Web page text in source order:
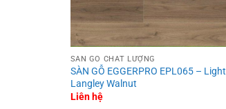
SÀN GỖ CHẤT LƯỢNG
SÀN GỖ EGGERPRO EPL065 – Light
Langley Walnut
Liên hệ